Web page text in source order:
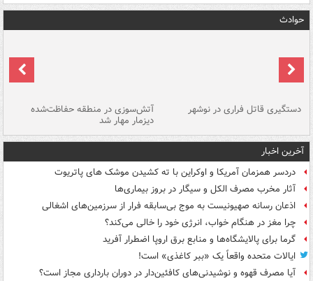
حوادث
دستگیری قاتل فراری در نوشهر آتش‌سوزی در منطقه حفاظت‌شده
دیزمار مهار شد
آخرین اخبار
دردسر همزمان آمریکا و اوکراین با ته کشیدن موشک های پاتریوت
آثار مخرب مصرف الکل و سیگار در بروز بیماری‌ها
اذعان رسانه صهیونیست به موج بی‌سابقه فرار از سرزمین‌های اشغالی
چرا مغز در هنگام خواب، انرژی خود را خالی می‌کند؟
گرما برای پالایشگاه‌ها و منابع برق اروپا اضطرار آفرید
ایالات متحده واقعاً یک «ببر کاغذی» است!
آیا مصرف قهوه و نوشیدنی‌های کافئین‌دار در دوران بارداری مجاز است؟